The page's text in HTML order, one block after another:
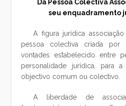
Da Pessoa Colectiva
seu enquadramento
A figura jurídica
pessoa colectiva criada
vontades estabelecido entre
personalidade jurídica, para
objectivo comum ou colectivo.
A liberdade de